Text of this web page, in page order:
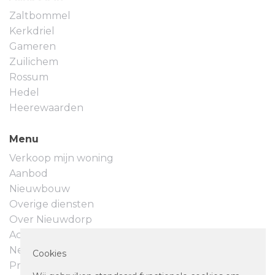
Zaltbommel
Kerkdriel
Gameren
Zuilichem
Rossum
Hedel
Heerewaarden
Menu
Verkoop mijn woning
Aanbod
Nieuwbouw
Overige diensten
Over Nieuwdorp
Actueel
Neem contact op
Privacyverklaring
Cookies